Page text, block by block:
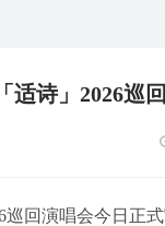
适诗」2026巡
巡回演唱会今日正